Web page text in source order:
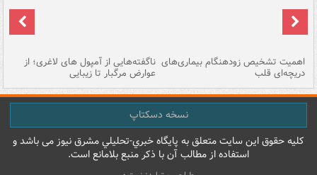
اهمیت تشخیص زودهنگام بیماری‌های
دریچه‌ای قلب
ناگفته‌هایی از آمپول های لاغری؛ از
عوارض مرگبار تا زیبایی
نسخه دسکتاپ
کليه حقوق اين سايت متعلق به پایگاه خبري-تحليلي مشرق نيوز می باشد و
استفاده از مطالب آن با ذکر منبع بلامانع است.